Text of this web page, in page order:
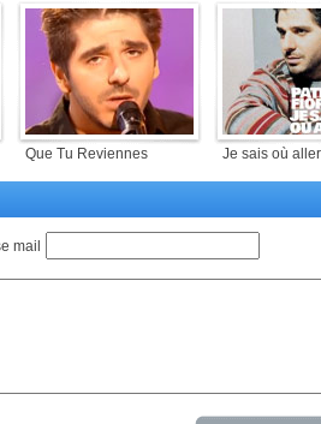
Que Tu Reviennes Je sais où aller
mail